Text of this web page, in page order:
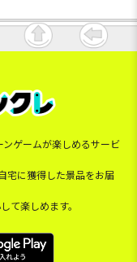
ゲームが楽しめるサービ
宅に獲得した景品をお届
て楽しめます。